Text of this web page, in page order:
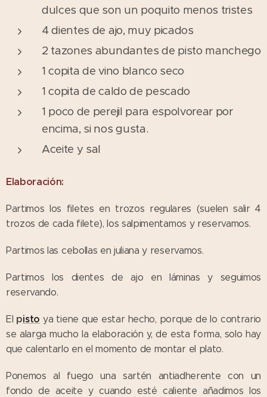
dulces que son un poquito menos tristes
4 dientes de ajo, muy picados
2 tazones abundantes de pisto manchego
1 copita de vino blanco seco
1 copita de caldo de pescado
1 poco de perejil para espolvorear por
encima, si nos gusta.
Aceite y sal
Elaboración:
Partimos los filetes en trozos regulares (suelen salir 4
trozos de cada filete), los salpimentamos y reservamos.
Partimos las cebollas en juliana y reservamos.
Partimos los dientes de ajo en láminas y seguimos
reservando.
El pisto ya tiene que estar hecho, porque de lo contrario
se alarga mucho la elaboración y, de esta forma, solo hay
que calentarlo en el momento de montar el plato.
Ponemos al fuego una sartén antiadherente con un
fondo de aceite y cuando esté caliente añadimos los